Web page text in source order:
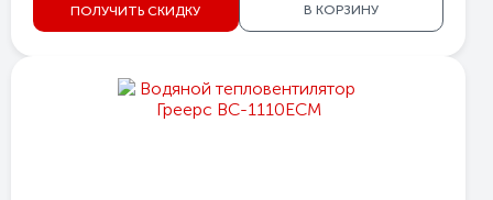
ПОЛУЧИТЬ СКИДКУ В КОРЗИНУ